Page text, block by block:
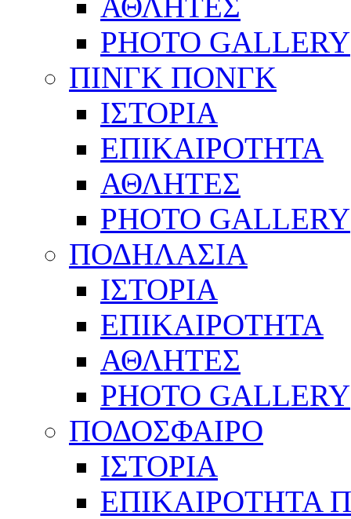
PHOTO GALLERY
ΠΙΝΓΚ ΠΟΝΓΚ
ΙΣΤΟΡΙΑ
ΕΠΙΚΑΙΡΟΤΗΤΑ
ΑΘΛΗΤΕΣ
PHOTO GALLERY
ΠΟΔΗΛΑΣΙΑ
ΙΣΤΟΡΙΑ
ΕΠΙΚΑΙΡΟΤΗΤΑ
ΑΘΛΗΤΕΣ
PHOTO GALLERY
ΠΟΔΟΣΦΑΙΡΟ
ΙΣΤΟΡΙΑ
ΕΠΙΚΑΙΡΟΤΗΤΑ